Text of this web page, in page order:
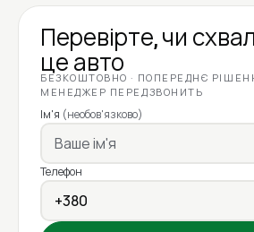
Перевірте, чи
це авто
БЕЗКОШТОВНО · ПОПЕРЕДНЄ
МЕНЕДЖЕР ПЕРЕДЗВОНИТЬ
Ім'я (необов'язково)
Телефон